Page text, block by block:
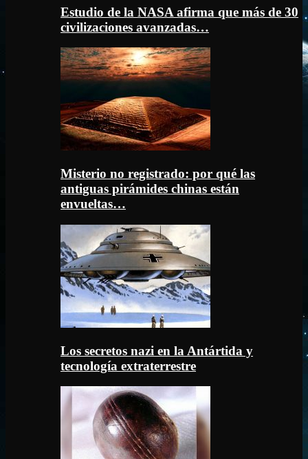
Estudio de la NASA afirma que más de 30
civilizaciones avanzadas…
Misterio no registrado: por qué las
antiguas pirámides chinas están
envueltas…
Los secretos nazi en la Antártida y
tecnología extraterrestre